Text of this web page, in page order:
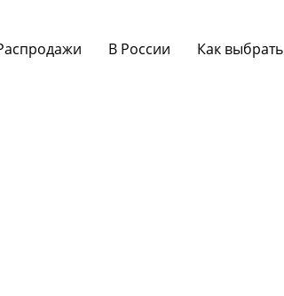
В России Как выбрать